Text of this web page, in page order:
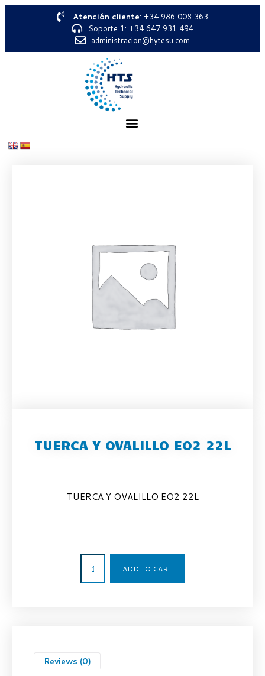
Atención cliente: +34 986 008 363
Soporte 1: +34 647 931 494
administracion@hytesu.com
TUERCA Y OVALILLO EO2 22L
TUERCA Y OVALILLO EO2 22L
ADD TO CART
Reviews (0)